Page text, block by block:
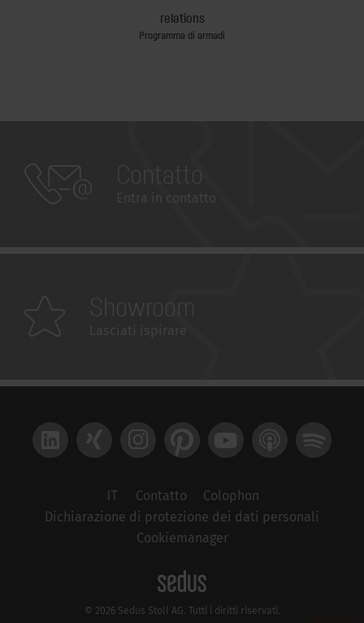
relations
Programma di armadi
© 2026 Sedus Stoll AG. Tutti i diritti riservati.
Contatto
Colophon
Dichiarazione di protezione dei dati personali
Cookiemanager
Pinterest